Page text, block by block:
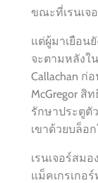
ขณะที่เรนเจ
แต่ผู้มาเยือน
จะตามหลังใ
Callachan ก่
McGregor สิ
รักษาประตูตั
เขาด้วยบล็อ
เรนเจอร์สม
แม็คเกรเกอ